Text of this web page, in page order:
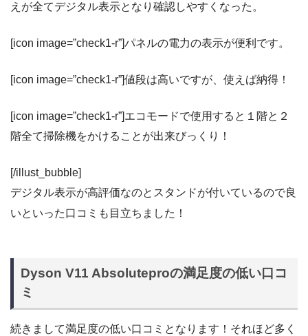
えが全てデジタル表示となり確認しやすくなった。
[icon image=”check1-r”]パネルの電力の表示が便利です。
[icon image=”check1-r”]値段は高いですが、使えば納得！
[icon image=”check1-r”]エコモードで使用すると１階と２
階全て掃除機をかけることが出来びっくり！
[/illust_bubble]
デジタル表示が高評価なのとスタンドが付いているので良
いといった口コミも目立ちました！
Dyson V11 Absoluteproの満足度の低い口コ
ミ
続きまして満足度の低い口コミとなります！それほど多く